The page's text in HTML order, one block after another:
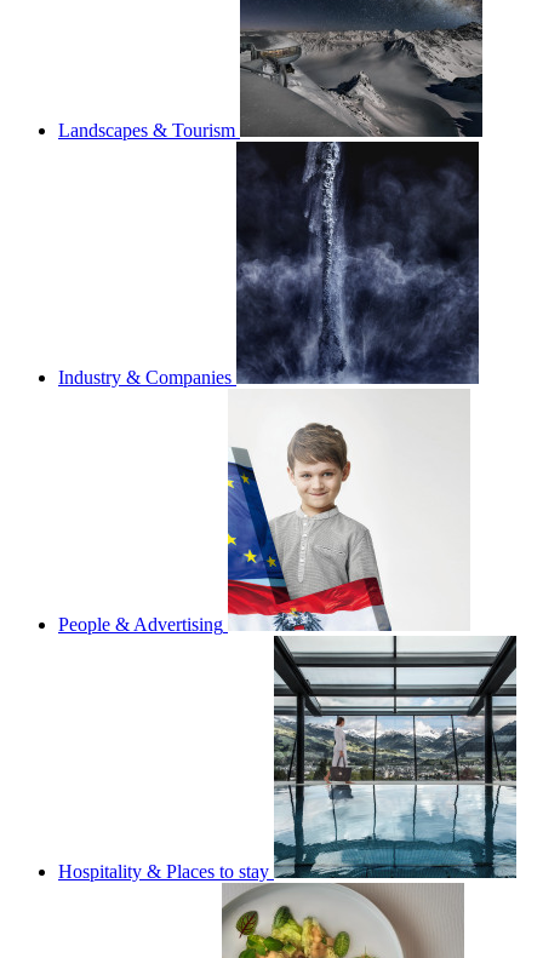
Landscapes & Tourism
Industry & Companies
People & Advertising
Hospitality & Places to stay